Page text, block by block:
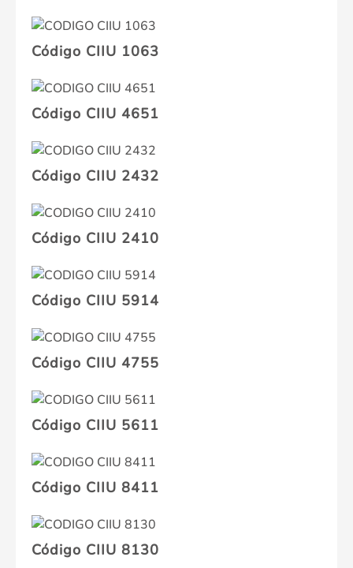
Código CIIU 1063
Código CIIU 4651
Código CIIU 2432
Código CIIU 2410
Código CIIU 5914
Código CIIU 4755
Código CIIU 5611
Código CIIU 8411
Código CIIU 8130